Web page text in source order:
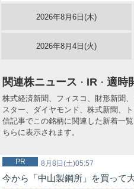
2026年8月6日(木)
2026年8月4日(火)
関連株ニュース ・ IR ・ 適時
株式経済新聞、フィスコ、財形新聞
スター、ダイヤモンド、株式新聞、
信記事でこの銘柄に関連した新着一
ちらに表示されます。
8月8日(土)05:57
PR
今から「中山製鋼所」を買って